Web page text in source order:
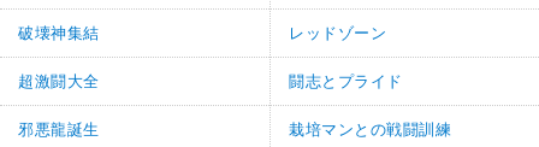
破壊神集結 レッドゾーン
超激闘大全 闘志とプライド
邪悪龍誕生 栽培マンとの戦闘訓練